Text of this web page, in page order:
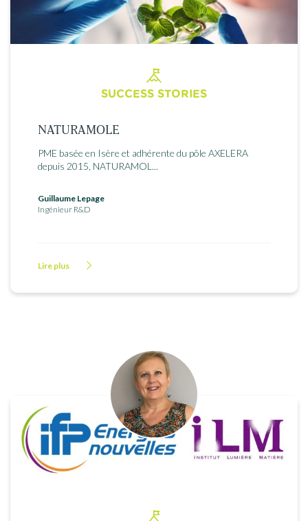
SUCCESS STORIES
NATURAMOLE
PME basée en Isère et adhérente du pôle AXELERA
depuis 2015, NATURAMOL...
Guillaume Lepage
Ingénieur R&D
Lire plus